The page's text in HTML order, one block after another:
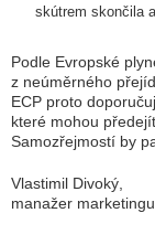
skútrem skončila
Podle Evropské
z neúměrného
ECP proto
které mohou
Samozřejmostí by
Vlastimil Divoký,
manažer